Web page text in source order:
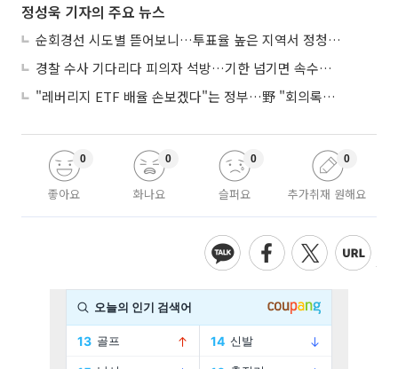
정성욱 기자의 주요 뉴스
순회경선 시도별 뜯어보니…투표율 높은 지역서 정청래 강세
경찰 수사 기다리다 피의자 석방…기한 넘기면 속수무책
"레버리지 ETF 배율 손보겠다"는 정부…野 "회의록부터 내놔야"
좋아요
0
화나요
0
슬퍼요
0
추가취재 원해요
0